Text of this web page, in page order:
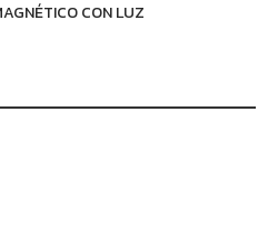
CON LUZ